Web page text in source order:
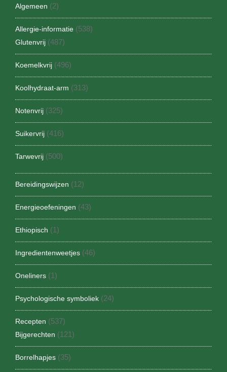
Algemeen (2)
Allergie-informatie (538)
Glutenvrij (487)
Koemelkvrij (496)
Koolhydraat-arm (313)
Notenvrij (325)
Suikervrij (416)
Tarwevrij (500)
Bereidingswijzen (12)
Energieoefeningen (43)
Ethiopisch (1)
Ingredientenweetjes (46)
Oneliners (1)
Psychologische symboliek (24)
Recepten (537)
Bijgerechten (121)
Borrelhapjes (35)